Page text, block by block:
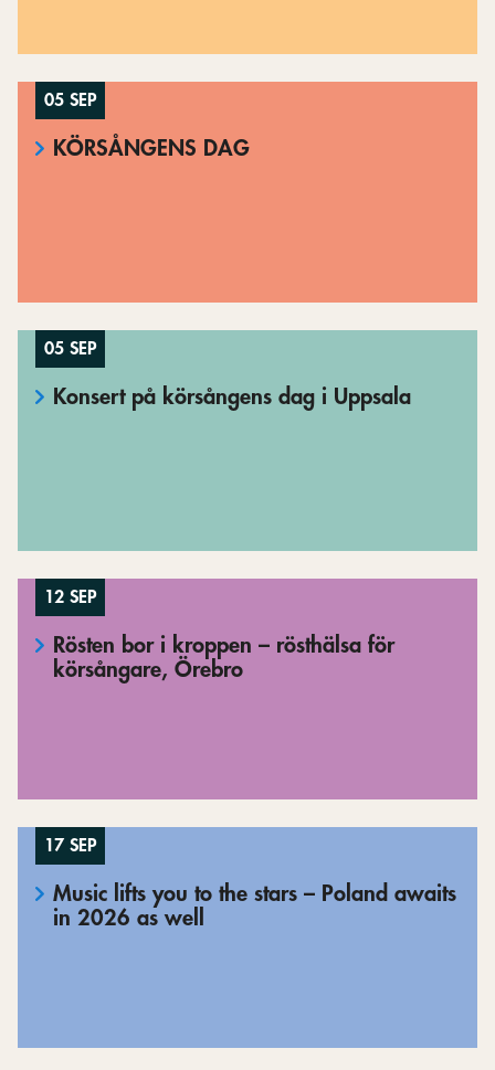
05 SEP
KÖRSÅNGENS DAG
05 SEP
Konsert på körsångens dag i Uppsala
12 SEP
Rösten bor i kroppen – rösthälsa för
körsångare, Örebro
17 SEP
Music lifts you to the stars – Poland awaits
in 2026 as well